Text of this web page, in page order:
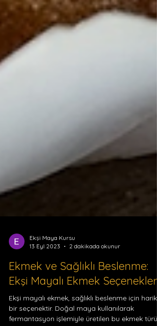
13 Eyl 2023
2 dakikada okunur
Ekmek ve Sağlıklı Beslenme:
Ekşi Mayalı Ekmek Seçenekleri
Ekşi mayalı ekmek, sağlıklı beslenme için harika